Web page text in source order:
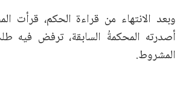
وبعد الانتهاء من قراءة الحكم، قرأت
أصدرته المحكمةُ السابقة، ترفض فيه
المشروط.